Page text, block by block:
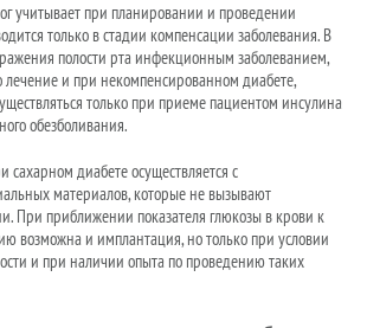
учитывает при планировании и проведении
только в стадии компенсации заболевания. В
полости рта инфекционным заболеванием,
лечение и при некомпенсированном диабете,
только при приеме пациентом инсулина
обезболивания.
сахарном диабете осуществляется с
материалов, которые не вызывают
При приближении показателя глюкозы в крови к
возможна и имплантация, но только при условии
и при наличии опыта по проведению таких